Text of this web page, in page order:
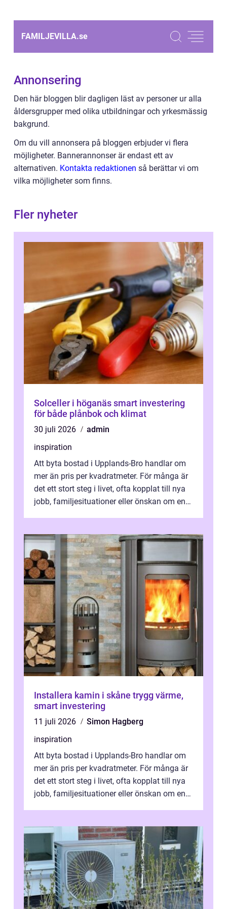
FAMILJEVILLA.se
Annonsering
Den här bloggen blir dagligen läst av personer ur alla
åldersgrupper med olika utbildningar och yrkesmässig
bakgrund.
Om du vill annonsera på bloggen erbjuder vi flera
möjligheter. Bannerannonser är endast ett av
alternativen. Kontakta redaktionen så berättar vi om
vilka möjligheter som finns.
Fler nyheter
Solceller i höganäs smart investering
för både plånbok och klimat
30 juli 2026
admin
inspiration
Att byta bostad i Upplands-Bro handlar om
mer än pris per kvadratmeter. För många är
det ett stort steg i livet, ofta kopplat till nya
jobb, familjesituationer eller önskan om en
Installera kamin i skåne trygg värme,
smart investering
11 juli 2026
Simon Hagberg
inspiration
Att byta bostad i Upplands-Bro handlar om
mer än pris per kvadratmeter. För många är
det ett stort steg i livet, ofta kopplat till nya
jobb, familjesituationer eller önskan om en